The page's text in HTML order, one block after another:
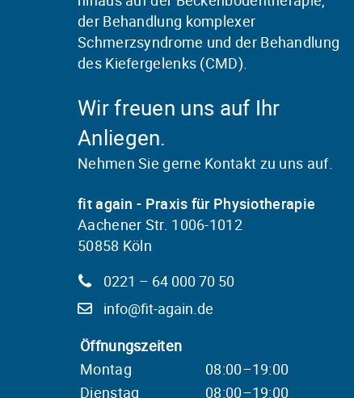
der Behandlung komplexer
Schmerzsyndrome und der Behandlung
des Kiefergelenks (CMD).
Wir freuen uns auf Ihr
Anliegen.
Nehmen Sie gerne Kontakt zu uns auf.
fit again - Praxis für Physiotherapie
Aachener Str. 1006-1012
50858 Köln
0221 – 64 000 70 50
info@fit-again.de
Öffnungszeiten
Montag
08:00–19:00
Dienstag
08:00–19:00